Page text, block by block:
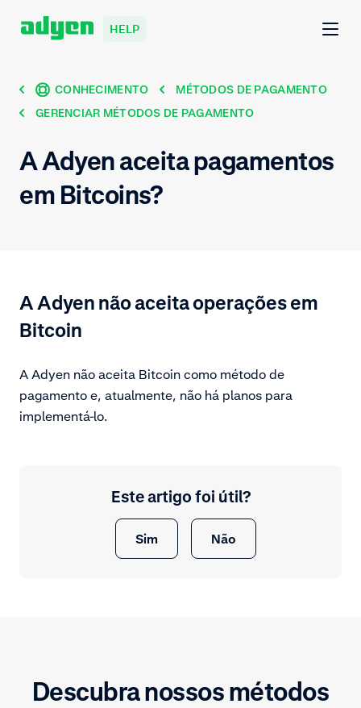
HELP
CONHECIMENTO
MÉTODOS DE PAGAMENTO
GERENCIAR MÉTODOS DE PAGAMENTO
A Adyen aceita pagamentos
em Bitcoins?
A Adyen não aceita operações em
Bitcoin
A Adyen não aceita Bitcoin como método de
pagamento e, atualmente, não há planos para
implementá-lo.
Este artigo foi útil?
Sim Não
Descubra nossos métodos